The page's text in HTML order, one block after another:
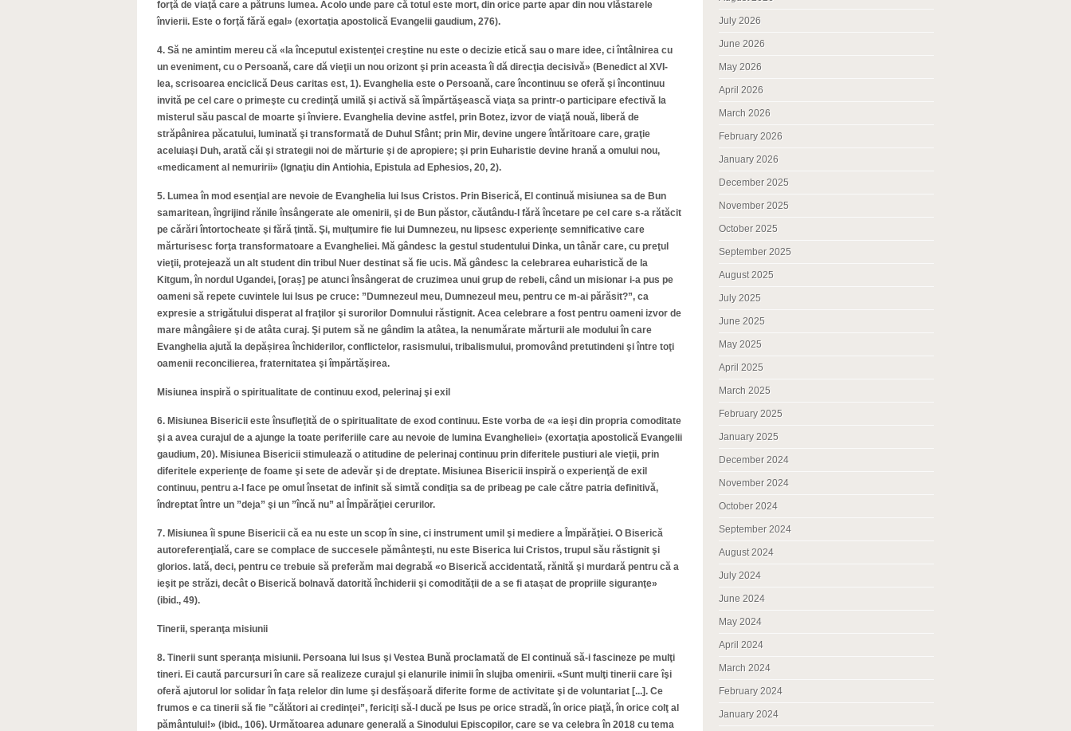
forţă de viaţă care a pătruns lumea. Acolo unde pare că totul este mort, din orice parte apar din nou vlăstarele
învierii. Este o forţă fără egal» (exortaţia apostolică Evangelii gaudium, 276).
4. Să ne amintim mereu că «la începutul existenţei creştine nu este o decizie etică sau o mare idee, ci întâlnirea cu
un eveniment, cu o Persoană, care dă vieţii un nou orizont şi prin aceasta îi dă direcţia decisivă» (Benedict al XVI-
lea, scrisoarea enciclică Deus caritas est, 1). Evanghelia este o Persoană, care încontinuu se oferă şi încontinuu
invită pe cel care o primeşte cu credinţă umilă şi activă să împărtăşească viaţa sa printr-o participare efectivă la
misterul său pascal de moarte şi înviere. Evanghelia devine astfel, prin Botez, izvor de viaţă nouă, liberă de
străpânirea păcatului, luminată şi transformată de Duhul Sfânt; prin Mir, devine ungere întăritoare care, graţie
aceluiaşi Duh, arată căi şi strategii noi de mărturie şi de apropiere; şi prin Euharistie devine hrană a omului nou,
«medicament al nemuririi» (Ignaţiu din Antiohia, Epistula ad Ephesios, 20, 2).
5. Lumea în mod esenţial are nevoie de Evanghelia lui Isus Cristos. Prin Biserică, El continuă misiunea sa de Bun
samaritean, îngrijind rănile însângerate ale omenirii, şi de Bun păstor, căutându-l fără încetare pe cel care s-a rătăcit
pe cărări întortocheate şi fără ţintă. Şi, mulţumire fie lui Dumnezeu, nu lipsesc experienţe semnificative care
mărturisesc forţa transformatoare a Evangheliei. Mă gândesc la gestul studentului Dinka, un tânăr care, cu preţul
vieţii, protejează un alt student din tribul Nuer destinat să fie ucis. Mă gândesc la celebrarea euharistică de la
Kitgum, în nordul Ugandei, [oraș] pe atunci însângerat de cruzimea unui grup de rebeli, când un misionar i-a pus pe
oameni să repete cuvintele lui Isus pe cruce: ”Dumnezeul meu, Dumnezeul meu, pentru ce m-ai părăsit?”, ca
expresie a strigătului disperat al fraţilor şi surorilor Domnului răstignit. Acea celebrare a fost pentru oameni izvor de
mare mângâiere şi de atâta curaj. Şi putem să ne gândim la atâtea, la nenumărate mărturii ale modului în care
Evanghelia ajută la depășirea închiderilor, conflictelor, rasismului, tribalismului, promovând pretutindeni şi între toţi
oamenii reconcilierea, fraternitatea şi împărtăşirea.
Misiunea inspiră o spiritualitate de continuu exod, pelerinaj şi exil
6. Misiunea Bisericii este însufleţită de o spiritualitate de exod continuu. Este vorba de «a ieşi din propria comoditate
şi a avea curajul de a ajunge la toate periferiile care au nevoie de lumina Evangheliei» (exortaţia apostolică Evangelii
gaudium, 20). Misiunea Bisericii stimulează o atitudine de pelerinaj continuu prin diferitele pustiuri ale vieţii, prin
diferitele experienţe de foame şi sete de adevăr şi de dreptate. Misiunea Bisericii inspiră o experienţă de exil
continuu, pentru a-l face pe omul însetat de infinit să simtă condiţia sa de pribeag pe cale către patria definitivă,
îndreptat între un ”deja” şi un ”încă nu” al Împărăţiei cerurilor.
7. Misiunea îi spune Bisericii că ea nu este un scop în sine, ci instrument umil şi mediere a Împărăţiei. O Biserică
autoreferenţială, care se complace de succesele pământeşti, nu este Biserica lui Cristos, trupul său răstignit şi
glorios. Iată, deci, pentru ce trebuie să preferăm mai degrabă «o Biserică accidentată, rănită şi murdară pentru că a
ieşit pe străzi, decât o Biserică bolnavă datorită închiderii şi comodităţii de a se fi atașat de propriile siguranţe»
(ibid., 49).
Tinerii, speranţa misiunii
8. Tinerii sunt speranţa misiunii. Persoana lui Isus şi Vestea Bună proclamată de El continuă să-i fascineze pe mulţi
tineri. Ei caută parcursuri în care să realizeze curajul şi elanurile inimii în slujba omenirii. «Sunt mulţi tinerii care îşi
oferă ajutorul lor solidar în faţa relelor din lume şi desfășoară diferite forme de activitate şi de voluntariat [...]. Ce
frumos e ca tinerii să fie ”călători ai credinţei”, fericiţi să-l ducă pe Isus pe orice stradă, în orice piaţă, în orice colţ al
pământului!» (ibid., 106). Următoarea adunare generală a Sinodului Episcopilor, care se va celebra în 2018 cu tema
July 2026
June 2026
May 2026
April 2026
March 2026
February 2026
January 2026
December 2025
November 2025
October 2025
September 2025
August 2025
July 2025
June 2025
May 2025
April 2025
March 2025
February 2025
January 2025
December 2024
November 2024
October 2024
September 2024
August 2024
July 2024
June 2024
May 2024
April 2024
March 2024
February 2024
January 2024